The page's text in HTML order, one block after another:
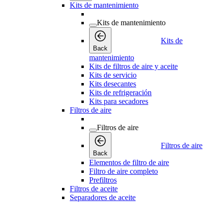
Kits de mantenimiento
Kits de mantenimiento
Back
Kits de
mantenimiento
Kits de filtros de aire y aceite
Kits de servicio
Kits desecantes
Kits de refrigeración
Kits para secadores
Filtros de aire
Filtros de aire
Back
Filtros de aire
Elementos de filtro de aire
Filtro de aire completo
Prefiltros
Filtros de aceite
Separadores de aceite